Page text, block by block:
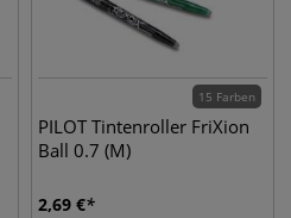
15 Farben
PILOT Tintenroller FriXion
Ball 0.7 (M)
2,69 €